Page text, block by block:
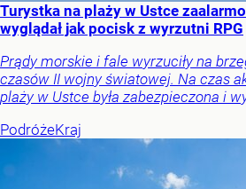
Turystka na plaży w Ustce
wyglądał jak pocisk z wyrzutni RPG
Prądy morskie i fale wyrzuciły na
czasów II wojny światowej. Na czas
plaży w Ustce była zabezpieczona i
PodróżeKraj